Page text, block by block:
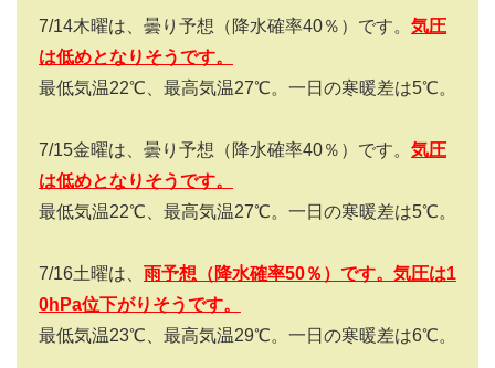
7/14木曜は、曇り予想（降水確率40％）です。 気圧
は低めとなりそうです。
最低気温22℃、最高気温27℃。一日の寒暖差は5℃。
7/15金曜は、曇り予想（降水確率40％）です。 気圧
は低めとなりそうです。
最低気温22℃、最高気温27℃。一日の寒暖差は5℃。
7/16土曜は、 雨予想（降水確率50％）です。気圧は1
0hPa位下がりそうです。
最低気温23℃、最高気温29℃。一日の寒暖差は6℃。